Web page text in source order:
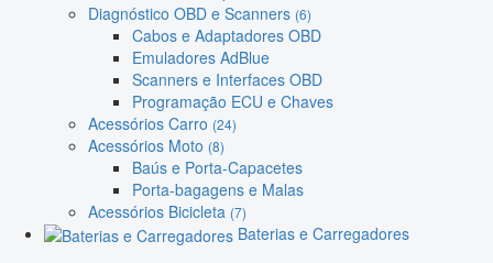
Diagnóstico OBD e Scanners (6)
Cabos e Adaptadores OBD
Emuladores AdBlue
Scanners e Interfaces OBD
Programação ECU e Chaves
Acessórios Carro (24)
Acessórios Moto (8)
Baús e Porta-Capacetes
Porta-bagagens e Malas
Acessórios Bicicleta (7)
Baterias e Carregadores